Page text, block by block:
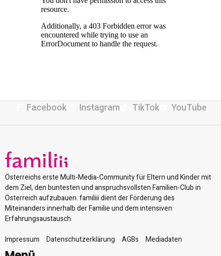
Facebook Instagram TikTok YouTube
Österreichs erste Multi-Media-Community für Eltern und Kinder mit
dem Ziel, den buntesten und anspruchsvollsten Familien-Club in
Österreich aufzubauen. familiii dient der Förderung des
Miteinanders innerhalb der Familie und dem intensiven
Erfahrungsaustausch.
Impressum
Datenschutzerklärung AGBs Mediadaten